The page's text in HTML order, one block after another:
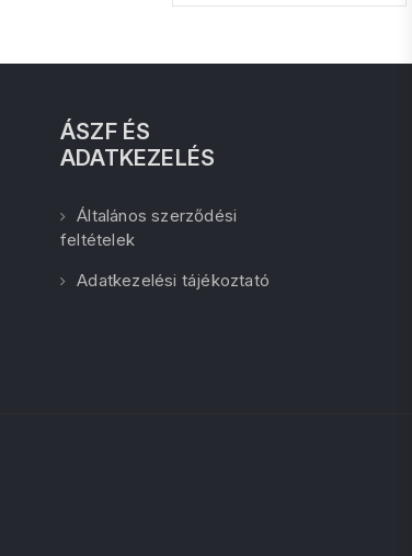
ÁSZF ÉS
ADATKEZELÉS
Általános szerződési
feltételek
Adatkezelési tájékoztató